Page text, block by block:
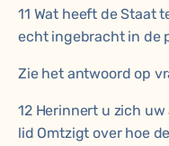
11 Wat heeft de Staat
echt ingebracht in de
Zie het antwoord op
12 Herinnert u zich
lid Omtzigt over hoe